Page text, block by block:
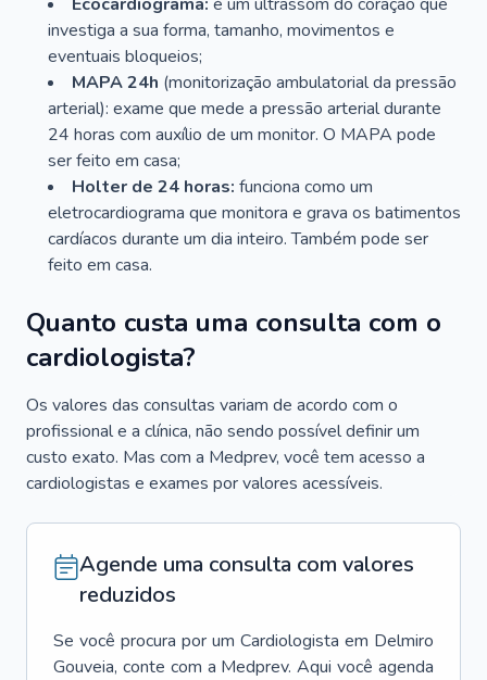
investiga a sua forma, tamanho, movimentos e
eventuais bloqueios;
MAPA 24h (monitorização ambulatorial da pressão
arterial): exame que mede a pressão arterial durante
24 horas com auxílio de um monitor. O MAPA pode
ser feito em casa;
Holter de 24 horas: funciona como um
eletrocardiograma que monitora e grava os batimentos
cardíacos durante um dia inteiro. Também pode ser
feito em casa.
Quanto custa uma consulta com o
cardiologista?
Os valores das consultas variam de acordo com o
profissional e a clínica, não sendo possível definir um
custo exato. Mas com a Medprev, você tem acesso a
cardiologistas e exames por valores acessíveis.
Agende uma consulta com valores
reduzidos
Se você procura por um Cardiologista em Delmiro
Gouveia, conte com a Medprev. Aqui você agenda